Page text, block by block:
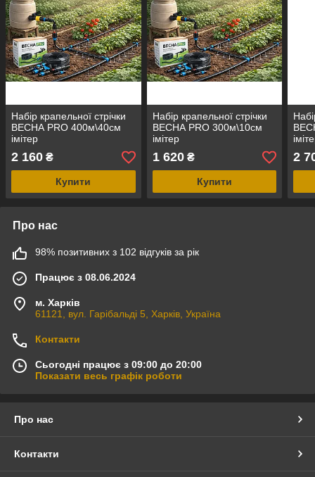
Набір крапельної стрічки
ВЕСНА PRO 400м\40см
імітер
2 160 ₴
Купити
Набір крапельної стрічки
ВЕСНА PRO 300м\10см
імітер
1 620₴
Купити
2
Про нас
98% позитивних з 102 відгуків за рік
Працює з 08.06.2024
м. Харків
61121, вул. Гарібальді 5, Харків, Україна
Контакти
Сьогодні працює з 09:00 до 20:00
Показати весь графік роботи
Про нас
Контакти